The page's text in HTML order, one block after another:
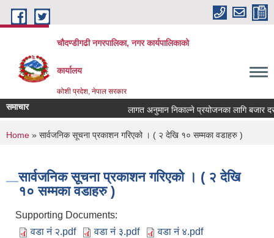
Skip to main content
चौदण्डीगढी नगरपालिका, नगर कार्यपालिकाको
कार्यालय
कोशी प्रदेश, नेपाल सरकार
समाचार लागत अनुमान निकाल्ने प्रयोजनका लागि बजार
खोपकर्ता (भ्याक्सिनेटर) आवश्यकता सम्वन्धी सूचना।
You are here
Home » सार्वजनिक सूचना प्रकाशन गरिएको । ( २ देखि १० सम्मका वडाहरु )
सार्वजनिक सूचना प्रकाशन गरिएको । ( २ देखि
१० सम्मका वडाहरु )
Supporting Documents:
वडा नं २.pdf
वडा नं ३.pdf
वडा नं ४.pdf